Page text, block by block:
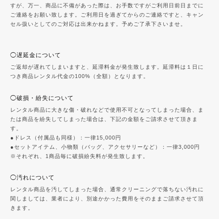
すが、万一、商品に不備があった際は、お手数ですがご利用日前日までに
ご連絡をお願い致します。ご利用日を過ぎてからのご連絡ですと、キャン
セル扱いとしてのご対応は出来かねます。予めご了承下さいませ。
◯遅延金について
ご返却が遅れてしまいますと、延滞料金が発生致します。延滞料は１日に
つき商品レンタル代金の100%（全額）となります。
◯破損・紛失について
レンタル商品に大きな傷・破れなどで使用不可となってしまった場合、ま
たは商品を紛失してしまった場合は、下記の金額をご請求させて頂きま
す。
●ドレス（付属品も同様）：一律15,000円
●セットアイテム、小物類（バッグ、アクセサリーなど）：一律3,000円
※それぞれ、1商品毎に破損紛失料が発生致します。
◯汚れについて
レンタル商品を汚してしまった場合、通常クリーニングで落ちない汚れに
関しましては、業者により、別途かかった費用をそのままご請求させて頂
きます。